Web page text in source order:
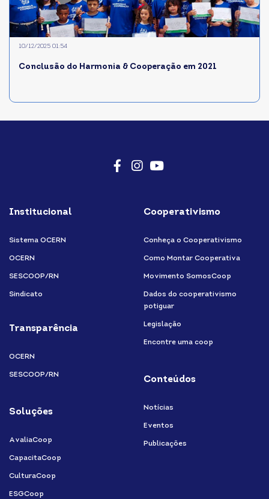
Conclusão do Harmonia & Cooperação em 2021
10/12/2025 01:54
Institucional
Sistema OCERN
OCERN
SESCOOP/RN
Sindicato
Transparência
OCERN
SESCOOP/RN
Soluções
AvaliaCoop
CapacitaCoop
CulturaCoop
ESGCoop
Cooperativismo
Conheça o Cooperativismo
Como Montar Cooperativa
Movimento SomosCoop
Dados do cooperativismo
potiguar
Legislação
Encontre uma coop
Conteúdos
Notícias
Eventos
Publicações